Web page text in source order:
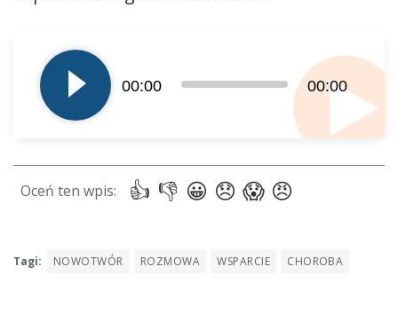
plików
dźwiękowych
00:00 00:00
Tagi: NOWOTWÓR ROZMOWA WSPARCIE CHOROBA